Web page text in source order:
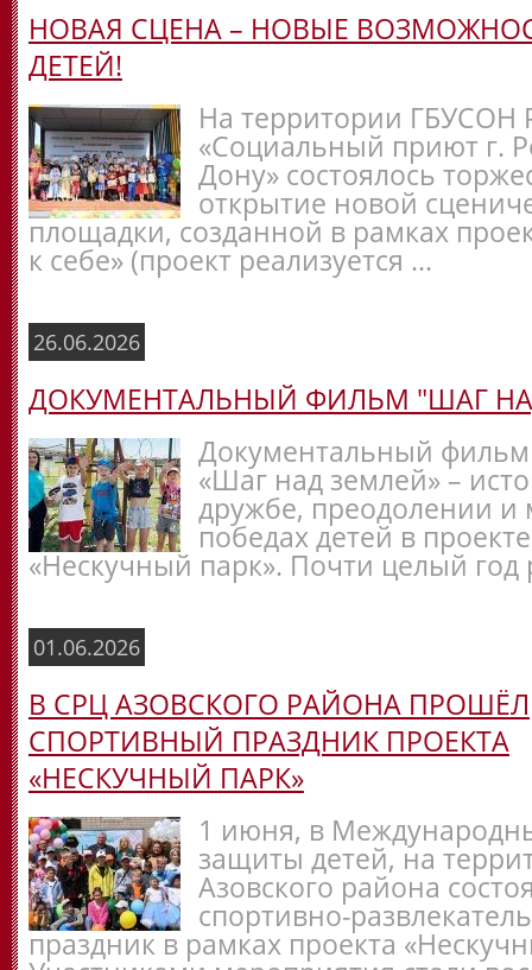
НОВАЯ СЦЕНА – НОВЫЕ
ДЕТЕЙ!
На территории ГБУСОН
«Социальный приют г.
Дону» состоялось
открытие новой
площадки, созданной в рамках
к себе» (проект реализуется ...
26.06.2026
ДОКУМЕНТАЛЬНЫЙ ФИЛЬМ "ШАГ
Документальный фильм
«Шаг над землей» –
дружбе, преодолении и
победах детей в проекте
«Нескучный парк». Почти целый год
01.06.2026
В СРЦ АЗОВСКОГО РАЙОНА ПРОШЁЛ
СПОРТИВНЫЙ ПРАЗДНИК ПРОЕКТА
«НЕСКУЧНЫЙ ПАРК»
1 июня, в
защиты детей, на
Азовского района
спортивно-
праздник в рамках проекта